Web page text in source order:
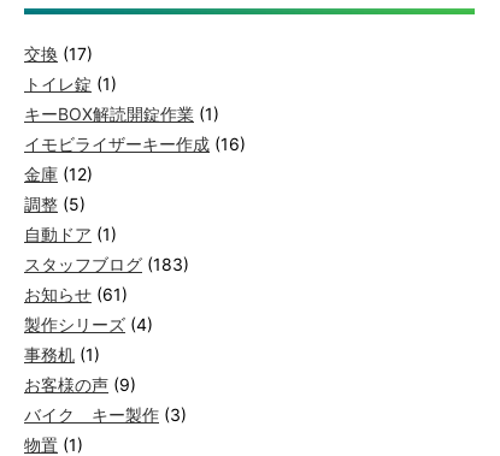
交換 (17)
トイレ錠 (1)
キーBOX解読開錠作業 (1)
イモビライザーキー作成 (16)
金庫 (12)
調整 (5)
自動ドア (1)
スタッフブログ (183)
お知らせ (61)
製作シリーズ (4)
事務机 (1)
お客様の声 (9)
バイク キー製作 (3)
物置 (1)